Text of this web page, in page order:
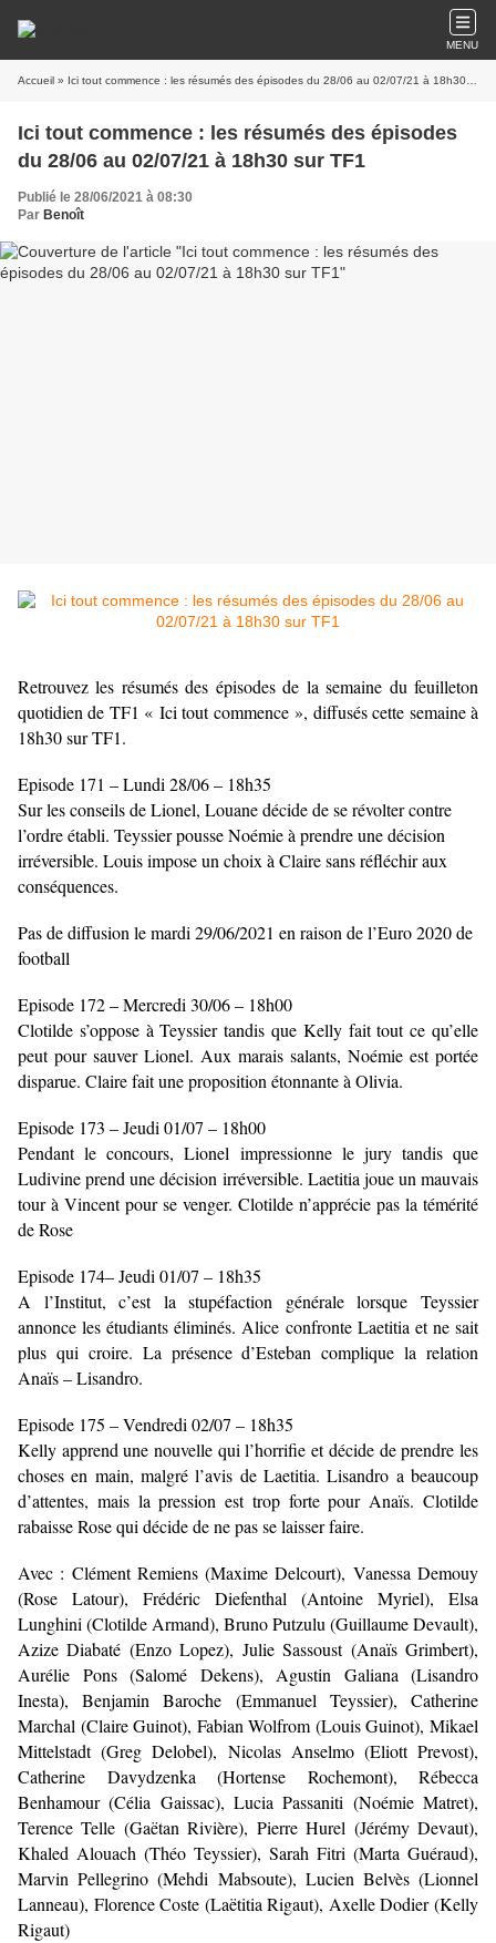
MENU
Accueil » Ici tout commence : les résumés des épisodes du 28/06 au 02/07/21 à 18h30 sur TF1
Ici tout commence : les résumés des épisodes
du 28/06 au 02/07/21 à 18h30 sur TF1
Publié le 28/06/2021 à 08:30
Par Benoît
Retrouvez les résumés des épisodes de la semaine du feuilleton
quotidien de TF1 « Ici tout commence », diffusés cette semaine à
18h30 sur TF1.
Episode 171 – Lundi 28/06 – 18h35
Sur les conseils de Lionel, Louane décide de se révolter contre
l’ordre établi. Teyssier pousse Noémie à prendre une décision
irréversible. Louis impose un choix à Claire sans réfléchir aux
conséquences.
Pas de diffusion le mardi 29/06/2021 en raison de l’Euro 2020 de
football
Episode 172 – Mercredi 30/06 – 18h00
Clotilde s’oppose à Teyssier tandis que Kelly fait tout ce qu’elle
peut pour sauver Lionel. Aux marais salants, Noémie est portée
disparue. Claire fait une proposition étonnante à Olivia.
Episode 173 – Jeudi 01/07 – 18h00
Pendant le concours, Lionel impressionne le jury tandis que
Ludivine prend une décision irréversible. Laetitia joue un mauvais
tour à Vincent pour se venger. Clotilde n’apprécie pas la témérité
de Rose
Episode 174– Jeudi 01/07 – 18h35
A l’Institut, c’est la stupéfaction générale lorsque Teyssier
annonce les étudiants éliminés. Alice confronte Laetitia et ne sait
plus qui croire. La présence d’Esteban complique la relation
Anaïs – Lisandro.
Episode 175 – Vendredi 02/07 – 18h35
Kelly apprend une nouvelle qui l’horrifie et décide de prendre les
choses en main, malgré l’avis de Laetitia. Lisandro a beaucoup
d’attentes, mais la pression est trop forte pour Anaïs. Clotilde
rabaisse Rose qui décide de ne pas se laisser faire.
Avec : Clément Remiens (Maxime Delcourt), Vanessa Demouy
(Rose Latour), Frédéric Diefenthal (Antoine Myriel), Elsa
Lunghini (Clotilde Armand), Bruno Putzulu (Guillaume Devault),
Azize Diabaté (Enzo Lopez), Julie Sassoust (Anaïs Grimbert),
Aurélie Pons (Salomé Dekens), Agustin Galiana (Lisandro
Inesta), Benjamin Baroche (Emmanuel Teyssier), Catherine
Marchal (Claire Guinot), Fabian Wolfrom (Louis Guinot), Mikael
Mittelstadt (Greg Delobel), Nicolas Anselmo (Eliott Prevost),
Catherine Davydzenka (Hortense Rochemont), Rébecca
Benhamour (Célia Gaissac), Lucia Passaniti (Noémie Matret),
Terence Telle (Gaëtan Rivière), Pierre Hurel (Jérémy Devaut),
Khaled Alouach (Théo Teyssier), Sarah Fitri (Marta Guéraud),
Marvin Pellegrino (Mehdi Mabsoute), Lucien Belvès (Lionnel
Lanneau), Florence Coste (Laëtitia Rigaut), Axelle Dodier (Kelly
Rigaut)